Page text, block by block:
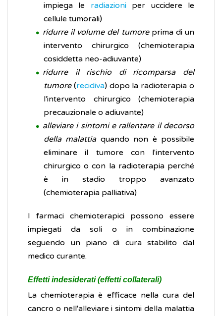
impiega le radiazioniper uccidere le
cellule tumorali)
ridurre il volume del tumoreprima di un
intervento chirurgico (chemioterapia
cosiddetta neo-adiuvante)
ridurre il rischio di ricomparsa del
tumore(recidiva) dopo la radioterapia o
l'intervento chirurgico (chemioterapia
precauzionale o adiuvante)
alleviare i sintomi e rallentare il decorso
della malattiaquando non è possibile
eliminare il tumore con l'intervento
chirurgico o con la radioterapia perché
è in stadio troppo avanzato
(chemioterapia palliativa)
I farmaci chemioterapici possono essere
impiegati da soli o in combinazione
seguendo un piano di cura stabilito dal
medico curante.
Effetti indesiderati (effetti collaterali)
La chemioterapia è efficace nella cura del
cancro o nell'alleviare i sintomi della malattia